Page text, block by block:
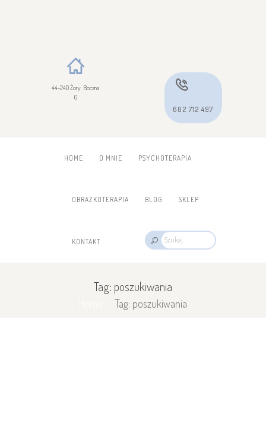
44-240 Żory Boczna
6
602 712 497
HOME O MNIE PSYCHOTERAPIA
OBRAZKOTERAPIA BLOG SKLEP
KONTAKT
Tag: poszukiwania
Tag: poszukiwania